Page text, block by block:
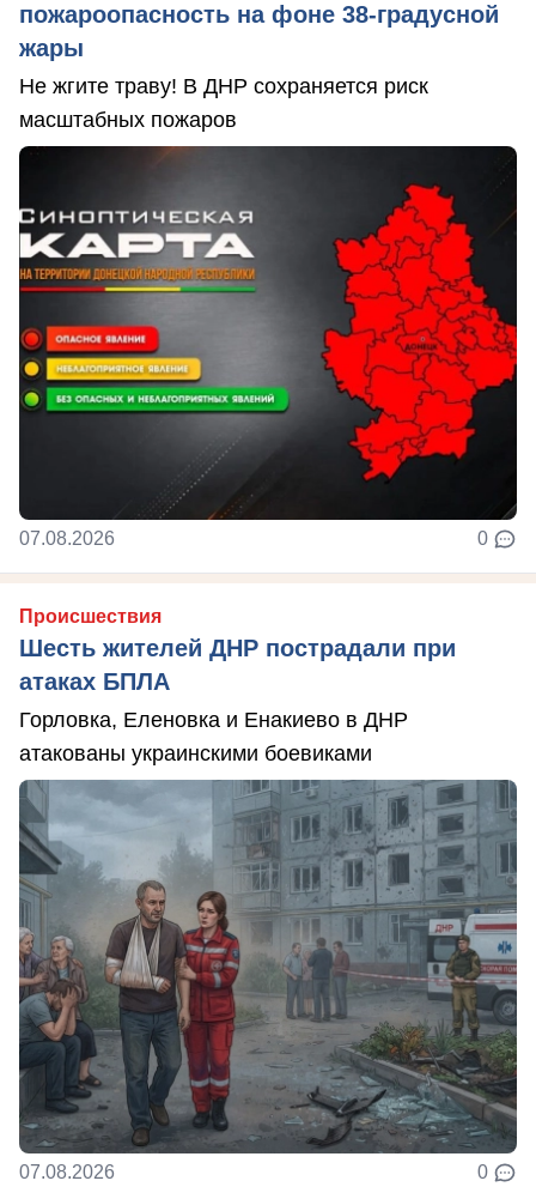
пожароопасность на фоне 38-градусной
жары
Не жгите траву! В ДНР сохраняется риск
масштабных пожаров
07.08.2026 0
Происшествия
Шесть жителей ДНР пострадали при
атаках БПЛА
Горловка, Еленовка и Енакиево в ДНР
атакованы украинскими боевиками
07.08.2026 0